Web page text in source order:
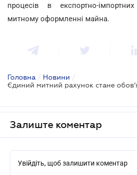
процесів в експортно-
митному оформленні майна.
Головна / Новини /
Залиште коментар
Увійдіть, щоб залишити коментар